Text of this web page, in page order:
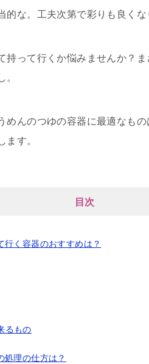
的な。工夫次第で彩りも良く
持って行くか悩みませんか？
。
めんのつゆの容器に最適なも
ます。
目次
行く容器のおすすめは？
るもの
処理の仕方は？